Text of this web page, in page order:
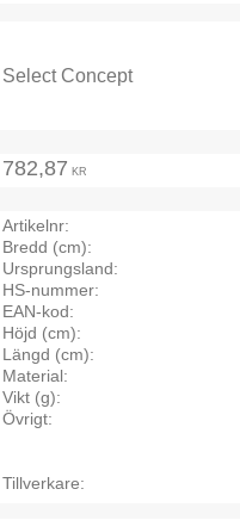
Select Concept
782,87 KR
Artikelnr
Bredd (cm)
Ursprungsland
HS-nummer
EAN-kod
Höjd (cm)
Längd (cm)
Material
Vikt (g)
Övrigt
Tillverkare